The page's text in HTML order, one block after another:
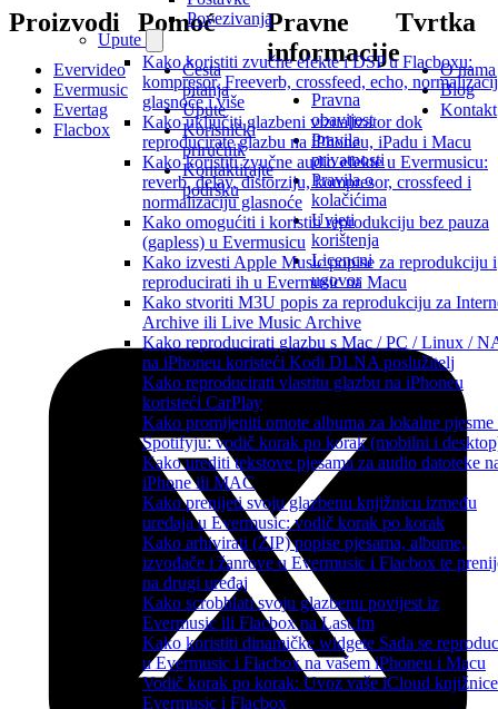
Povezivanja
Upute
Kako koristiti zvučne efekte i DSP u Flacboxu:
kompresor, Freeverb, crossfeed, echo,
glasnoće i više
Kako uključiti glazbeni vizualizator dok
reproducirate glazbu na iPhoneu, iPadu i Macu
Kako koristiti zvučne audio efekte u Evermusicu:
reverb, delay, distorziju, kompresor, crossfeed i
normalizaciju glasnoće
Kako omogućiti i koristiti reprodukciju bez pauza
(gapless) u Evermusicu
Kako izvesti Apple Music popise za reprodukciju i
reproducirati ih u Evermusic na Macu
Kako stvoriti M3U popis za reprodukciju za
Archive ili Live Music Archive
Kako reproducirati glazbu s Mac / PC / Linux /
na iPhoneu koristeći Kodi DLNA poslužitelj
Kako reproducirati vlastitu glazbu na iPhoneu
koristeći CarPlay
Kako promijeniti omote albuma za lokalne pjesme
Spotifyju: vodič korak po korak (mobilni i
Kako urediti tekstove pjesama za audio datoteke
iPhone ili MAC
Kako prenijeti svoju glazbenu knjižnicu između
uređaja u Evermusic: vodič korak po korak
Kako arhivirati (ZIP) popise pjesama, albume,
izvođače i žanrove u Evermusic i Flacbox te
na drugi uređaj
Kako scrobblati svoju glazbenu povijest iz
Evermusic ili Flacbox na Last.fm
Kako koristiti dinamičke widgete Sada se
u Evermusic i Flacbox na vašem iPhoneu i Macu
Vodič korak po korak: Uvoz vaše iCloud
Evermusic i Flacbox
Proizvodi
Evervideo
Evermusic
Evertag
Flacbox
Pomoć
Česta
pitanja
Upute
Korisnički
priručnik
Kontaktirajte
podršku
Pravne
informacije
Pravna
obavijest
Pravila
privatnosti
Pravila o
kolačićima
Uvjeti
korištenja
Licencni
ugovor
Tvrtka
O nama
Blog
Kontakt